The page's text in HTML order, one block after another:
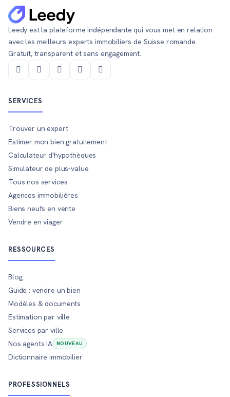
Leedy est la plateforme indépendante qui vous met en relation
avec les meilleurs experts immobiliers de Suisse romande.
Gratuit, transparent et sans engagement.
SERVICES
Trouver un expert
Estimer mon bien gratuitement
Calculateur d'hypothèques
Simulateur de plus-value
Tous nos services
Agences immobilières
Biens neufs en vente
Vendre en viager
RESSOURCES
Blog
Guide : vendre un bien
Modèles & documents
Estimation par ville
Services par ville
Nos agents IA
NOUVEAU
Dictionnaire immobilier
PROFESSIONNELS